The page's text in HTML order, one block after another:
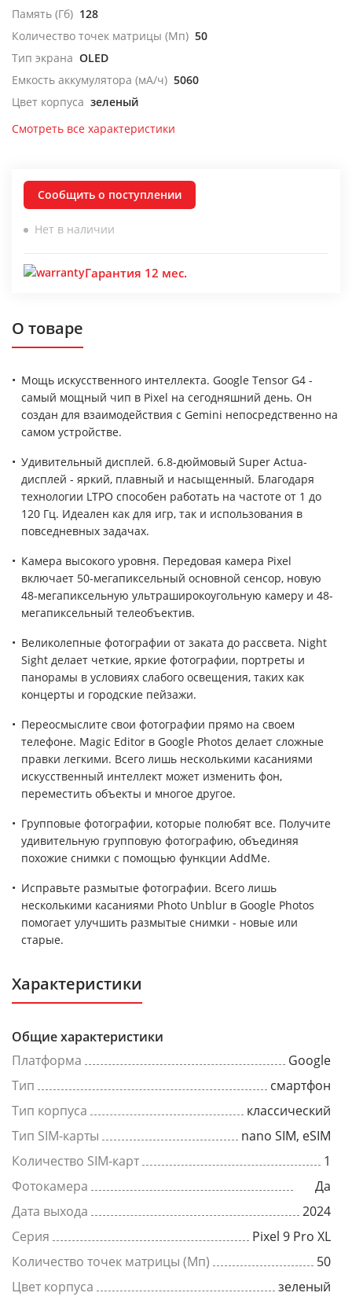
Память (Гб) 128
Количество точек матрицы (Мп) 50
Тип экрана OLED
Емкость аккумулятора (мА/ч) 5060
Цвет корпуса зеленый
Смотреть все характеристики
Сообщить о поступлении
Нет в наличии
Гарантия 12 мес.
О товаре
Мощь искусственного интеллекта. Google Tensor G4 -
самый мощный чип в Pixel на сегодняшний день. Он
создан для взаимодействия с Gemini непосредственно на
самом устройстве.
Удивительный дисплей. 6.8-дюймовый Super Actua-
дисплей - яркий, плавный и насыщенный. Благодаря
технологии LTPO способен работать на частоте от 1 до
120 Гц. Идеален как для игр, так и использования в
повседневных задачах.
Камера высокого уровня. Передовая камера Pixel
включает 50-мегапиксельный основной сенсор, новую
48-мегапиксельную ультраширокоугольную камеру и 48-
мегапиксельный телеобъектив.
Великолепные фотографии от заката до рассвета. Night
Sight делает четкие, яркие фотографии, портреты и
панорамы в условиях слабого освещения, таких как
концерты и городские пейзажи.
Переосмыслите свои фотографии прямо на своем
телефоне. Magic Editor в Google Photos делает сложные
правки легкими. Всего лишь несколькими касаниями
искусственный интеллект может изменить фон,
переместить объекты и многое другое.
Групповые фотографии, которые полюбят все. Получите
удивительную групповую фотографию, объединяя
похожие снимки с помощью функции AddMe.
Исправьте размытые фотографии. Всего лишь
несколькими касаниями Photo Unblur в Google Photos
помогает улучшить размытые снимки - новые или
старые.
Характеристики
Общие характеристики
Платформа
Google
Тип
смартфон
Тип корпуса
классический
Тип SIM-карты
nano SIM, eSIM
Количество SIM-карт
1
Фотокамера
Да
Дата выхода
2024
Серия
Pixel 9 Pro XL
Количество точек матрицы (Мп)
50
Цвет корпуса
зеленый